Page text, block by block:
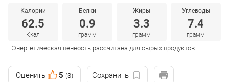
Калории
62.5
Ккал
Белки
0.9
грамм
Жиры
3.3
грамм
Углеводы
7.4
грамм
Энергетическая ценность рассчитана для сырых продуктов
Оценить 5 (3) Сохранить